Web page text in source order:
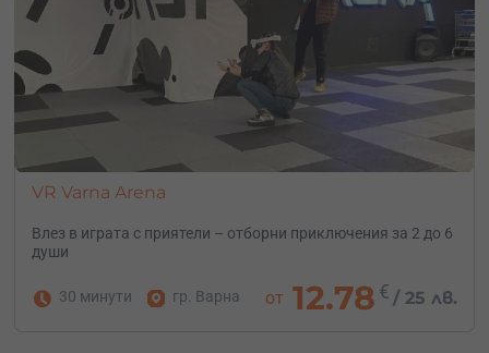
VR Varna Arena
Влез в играта с приятели – отборни приключения за 2 до 6
души
30 минути гр. Варна от 12.78 € /25 лв.